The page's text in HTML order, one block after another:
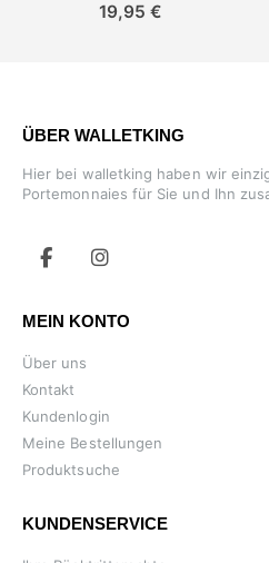
19,95 €
ÜBER WALLETKING
Hier bei walletking haben wir
Portemonnaies für Sie und Ihn
MEIN KONTO
Über uns
Kontakt
Kundenlogin
Meine Bestellungen
Produktsuche
KUNDENSERVICE